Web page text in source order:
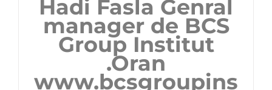
Hadi Fasla Genral
manager de BCS
Group Institut
.Oran
www.bcsgroupins